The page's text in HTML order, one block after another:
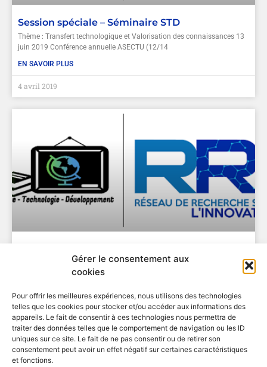
Gérer le consentement aux
cookies
Pour offrir les meilleures expériences, nous utilisons des technologies
telles que les cookies pour stocker et/ou accéder aux informations des
appareils. Le fait de consentir à ces technologies nous permettra de
traiter des données telles que le comportement de navigation ou les ID
uniques sur ce site. Le fait de ne pas consentir ou de retirer son
consentement peut avoir un effet négatif sur certaines caractéristiques
et fonctions.
Session spéciale – Séminaire STD
Thème : Transfert technologique et Valorisation des connaissances 13
juin 2019 Conférence annuelle ASECTU (12/14
EN SAVOIR PLUS
4 avril 2019
Conference 2019 – Pushing Regions Beyond Their Borders 5th June –
7th June 2019 University
4 avril 2019